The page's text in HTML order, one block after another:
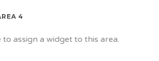
4
to assign a widget to this area.